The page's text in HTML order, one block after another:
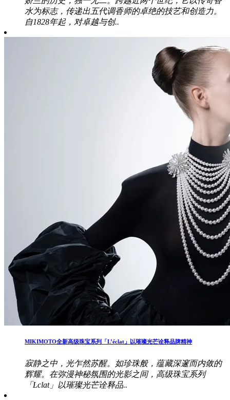
水为标志，传递出五代调香师的卓绝的技艺和创造力。
自1828年起，对卓越与创..
MIKIMOTO全新高级珠宝系列「L’éclat」以璀璨光芒诠释品牌精神
寂静之中，光乍然苏醒。如珍珠般，蕴藏深邃而内敛的
辉耀。在弥漫神秘氛围的光影之间，高级珠宝系列
「Lclat」以璀璨光芒诠释品..